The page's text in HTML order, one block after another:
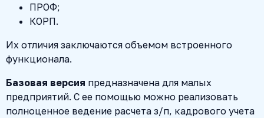
ПРОФ;
КОРП.
Их отличия заключаются объемом встроенного
функционала.
Базовая версия предназначена для малых
предприятий. С ее помощью можно реализовать
полноценное ведение расчета з/п, кадрового учета